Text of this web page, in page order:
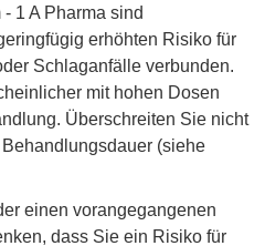
1 A Pharma sind
erhöhten Risiko für
Schlaganfälle verbunden.
mit hohen Dosen
Überschreiten Sie nicht
(siehe
einen vorangegangenen
dass Sie ein Risiko für